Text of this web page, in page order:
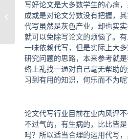
写好论文是大多数学生的心病
成或是对论文分数没有把握，
代写虽然是灰色产业，却也实
就可以免除写论文的烦恼了。
一味依赖代写，但是实际上大
研究问题的思路，本来参考就
络上乱找一通对自己毫无帮助
习到有用的知识，何乐而不为呢
论文代写行业目前在业内风评
不过气的，有生病的，比比皆
吗？所以适当合理的运用代写，
论文代写价格是按照字数篇幅收费的
吗？